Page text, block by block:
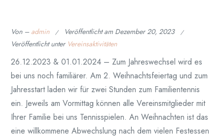
Von – admin Veröffentlicht am Dezember 20, 2023
Veröffentlicht unter Vereinsaktivitäten
26.12.2023 & 01.01.2024 – Zum Jahreswechsel wird es
bei uns noch familiärer. Am 2. Weihnachtsfeiertag und zum
Jahresstart laden wir für zwei Stunden zum Familientennis
ein. Jeweils am Vormittag können alle Vereinsmitglieder mit
Ihrer Familie bei uns Tennisspielen. An Weihnachten ist das
eine willkommene Abwechslung nach dem vielen Festessen